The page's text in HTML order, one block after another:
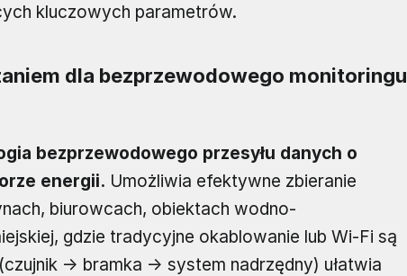
kluczowych parametrów.
dla bezprzewodowego monitoringu
bezprzewodowego przesyłu danych o
energii. Umożliwia efektywne zbieranie
biurowcach, obiektach wodno-
gdzie tradycyjne okablowanie lub Wi-Fi są
→ bramka → system nadrzędny) ułatwia